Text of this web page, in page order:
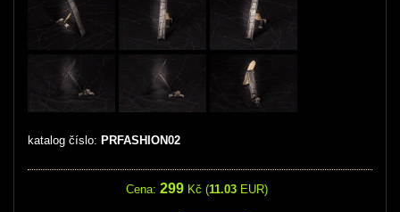
katalog číslo: PRFASHION02
Cena: 299 Kč (11.03EUR)